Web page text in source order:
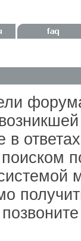
в
поиском